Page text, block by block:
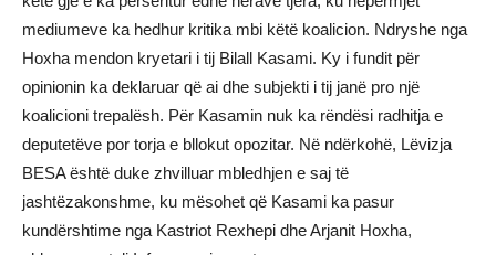
mediumeve ka hedhur kritika mbi këtë koalicion. Ndryshe nga
Hoxha mendon kryetari i tij Bilall Kasami. Ky i fundit për
opinionin ka deklaruar që ai dhe subjekti i tij janë pro një
koalicioni trepalësh. Për Kasamin nuk ka rëndësi radhitja e
deputetëve por torja e bllokut opozitar. Në ndërkohë, Lëvizja
BESA është duke zhvilluar mbledhjen e saj të
jashtëzakonshme, ku mësohet që Kasami ka pasur
kundërshtime nga Kastriot Rexhepi dhe Arjanit Hoxha,